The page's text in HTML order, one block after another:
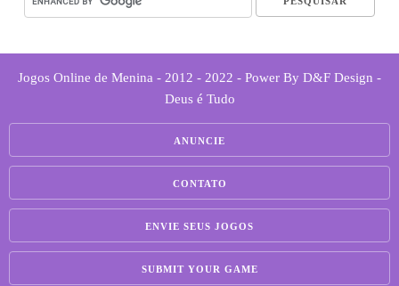
Jogos Online de Menina - 2012 - 2022 - Power By D&F Design -
Deus é Tudo
ANUNCIE
CONTATO
ENVIE SEUS JOGOS
SUBMIT YOUR GAME